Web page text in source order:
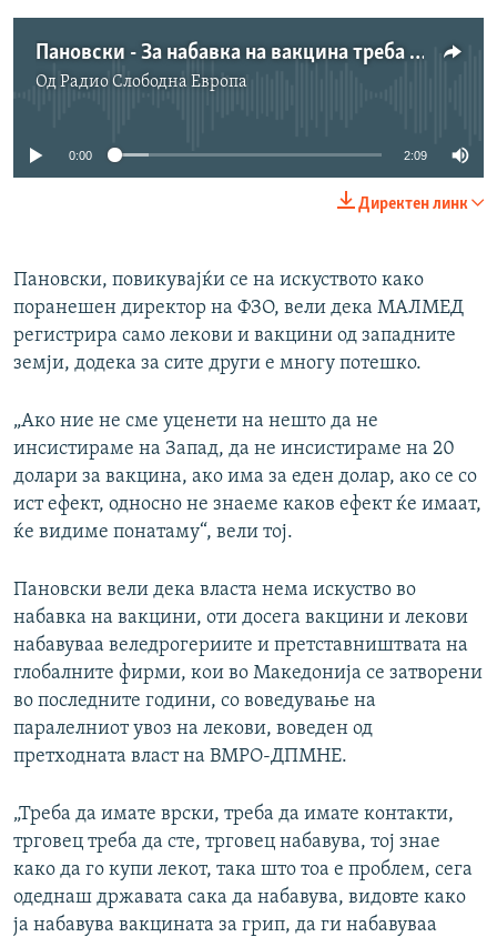
Пановски - За набавка на вакцина треба да си трговец
ОдРадио Слободна Eвропа
No media source currently available
0:00 2:09
Директен линк
Пановски, повикувајќи се на искуството како
поранешен директор на ФЗО, вели дека МАЛМЕД
регистрира само лекови и вакцини од западните
земји, додека за сите други е многу потешко.
„Ако ние не сме уценети на нешто да не
инсистираме на Запад, да не инсистираме на 20
долари за вакцина, ако има за еден долар, ако се со
ист ефект, односно не знаеме каков ефект ќе имаат,
ќе видиме понатаму“, вели тој.
Пановски вели дека власта нема искуство во
набавка на вакцини, оти досега вакцини и лекови
набавуваа веледрогериите и претставништвата на
глобалните фирми, кои во Македонија се затворени
во последните години, со воведување на
паралелниот увоз на лекови, воведен од
претходната власт на ВМРО-ДПМНЕ.
„Треба да имате врски, треба да имате контакти,
трговец треба да сте, трговец набавува, тој знае
како да го купи лекот, така што тоа е проблем, сега
одеднаш државата сака да набавува, видовте како
ја набавува вакцината за грип, да ги набавуваа